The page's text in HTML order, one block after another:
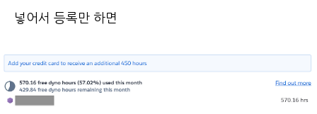
넣어서 등록만 하면